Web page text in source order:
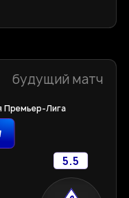
будущий матч
Премьер-Лига
5.5